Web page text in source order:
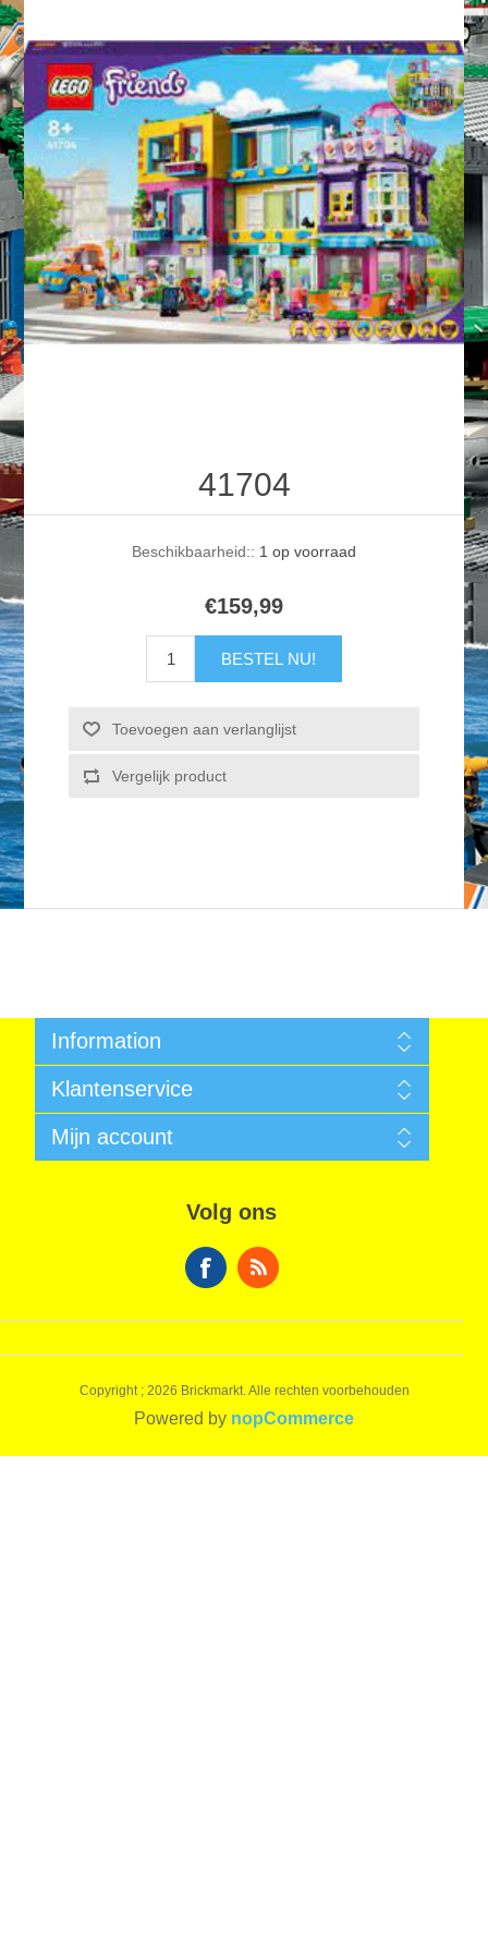
41704
Beschikbaarheid:: 1 op voorraad
€159,99
BESTEL NU!
Toevoegen aan verlanglijst
Vergelijk product
Information
Algemene voorwaarden
Sitemap
Betalen
Garantie
Verzendkosten
Algemene voorwaarden
Klantenservice
Nieuws
Mijn account
Volg ons
Copyright ; 2026 Brickmarkt. Alle rechten voorbehouden
Powered by nopCommerce